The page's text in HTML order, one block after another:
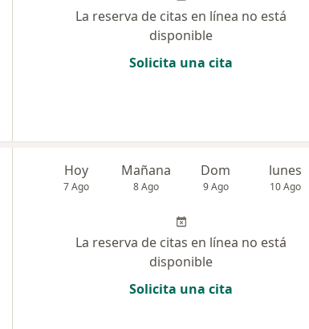
La reserva de citas en línea no está
disponible
Solicita una cita
Hoy
7 Ago
Mañana
8 Ago
Dom
9 Ago
lunes
10 Ago
La reserva de citas en línea no está
disponible
Solicita una cita